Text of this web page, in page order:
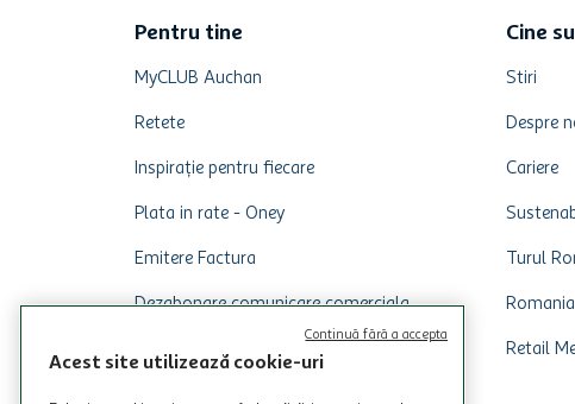
Pentru tine
MyCLUB Auchan
Retete
Inspirație pentru fiecare
Plata in rate - Oney
Emitere Factura
Dezabonare comunicare comerciala
Cine
Stiri
Despre
Cariere
Turul
Retail
Acest site utilizează cookie-uri
Continuă fără a accepta